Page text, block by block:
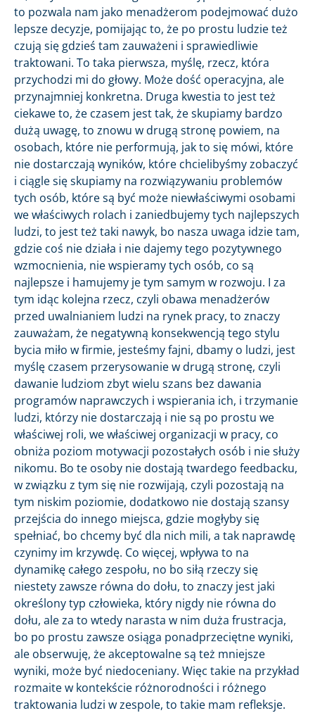
to pozwala nam jako menadżerom podejmować dużo
lepsze decyzje, pomijając to, że po prostu ludzie też
czują się gdzieś tam zauważeni i sprawiedliwie
traktowani. To taka pierwsza, myślę, rzecz, która
przychodzi mi do głowy. Może dość operacyjna, ale
przynajmniej konkretna. Druga kwestia to jest też
ciekawe to, że czasem jest tak, że skupiamy bardzo
dużą uwagę, to znowu w drugą stronę powiem, na
osobach, które nie performują, jak to się mówi, które
nie dostarczają wyników, które chcielibyśmy zobaczyć
i ciągle się skupiamy na rozwiązywaniu problemów
tych osób, które są być może niewłaściwymi osobami
we właściwych rolach i zaniedbujemy tych najlepszych
ludzi, to jest też taki nawyk, bo nasza uwaga idzie tam,
gdzie coś nie działa i nie dajemy tego pozytywnego
wzmocnienia, nie wspieramy tych osób, co są
najlepsze i hamujemy je tym samym w rozwoju. I za
tym idąc kolejna rzecz, czyli obawa menadżerów
przed uwalnianiem ludzi na rynek pracy, to znaczy
zauważam, że negatywną konsekwencją tego stylu
bycia miło w firmie, jesteśmy fajni, dbamy o ludzi, jest
myślę czasem przerysowanie w drugą stronę, czyli
dawanie ludziom zbyt wielu szans bez dawania
programów naprawczych i wspierania ich, i trzymanie
ludzi, którzy nie dostarczają i nie są po prostu we
właściwej roli, we właściwej organizacji w pracy, co
obniża poziom motywacji pozostałych osób i nie służy
nikomu. Bo te osoby nie dostają twardego feedbacku,
w związku z tym się nie rozwijają, czyli pozostają na
tym niskim poziomie, dodatkowo nie dostają szansy
przejścia do innego miejsca, gdzie mogłyby się
spełniać, bo chcemy być dla nich mili, a tak naprawdę
czynimy im krzywdę. Co więcej, wpływa to na
dynamikę całego zespołu, no bo siłą rzeczy się
niestety zawsze równa do dołu, to znaczy jest jaki
określony typ człowieka, który nigdy nie równa do
dołu, ale za to wtedy narasta w nim duża frustracja,
bo po prostu zawsze osiąga ponadprzeciętne wyniki,
ale obserwuję, że akceptowalne są też mniejsze
wyniki, może być niedoceniany. Więc takie na przykład
rozmaite w kontekście różnorodności i różnego
traktowania ludzi w zespole, to takie mam refleksje.